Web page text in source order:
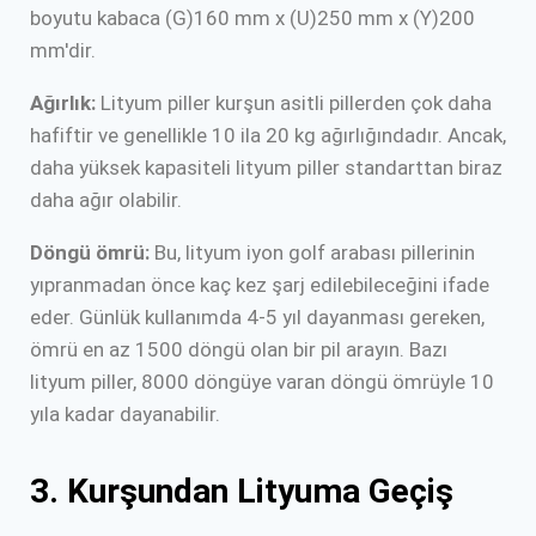
boyutu kabaca (G)160 mm x (U)250 mm x (Y)200
mm'dir.
Ağırlık: Lityum piller kurşun asitli pillerden çok daha
hafiftir ve genellikle 10 ila 20 kg ağırlığındadır. Ancak,
daha yüksek kapasiteli lityum piller standarttan biraz
daha ağır olabilir.
Döngü ömrü: Bu, lityum iyon golf arabası pillerinin
yıpranmadan önce kaç kez şarj edilebileceğini ifade
eder. Günlük kullanımda 4-5 yıl dayanması gereken,
ömrü en az 1500 döngü olan bir pil arayın. Bazı
lityum piller, 8000 döngüye varan döngü ömrüyle 10
yıla kadar dayanabilir.
3. Kurşundan Lityuma Geçiş